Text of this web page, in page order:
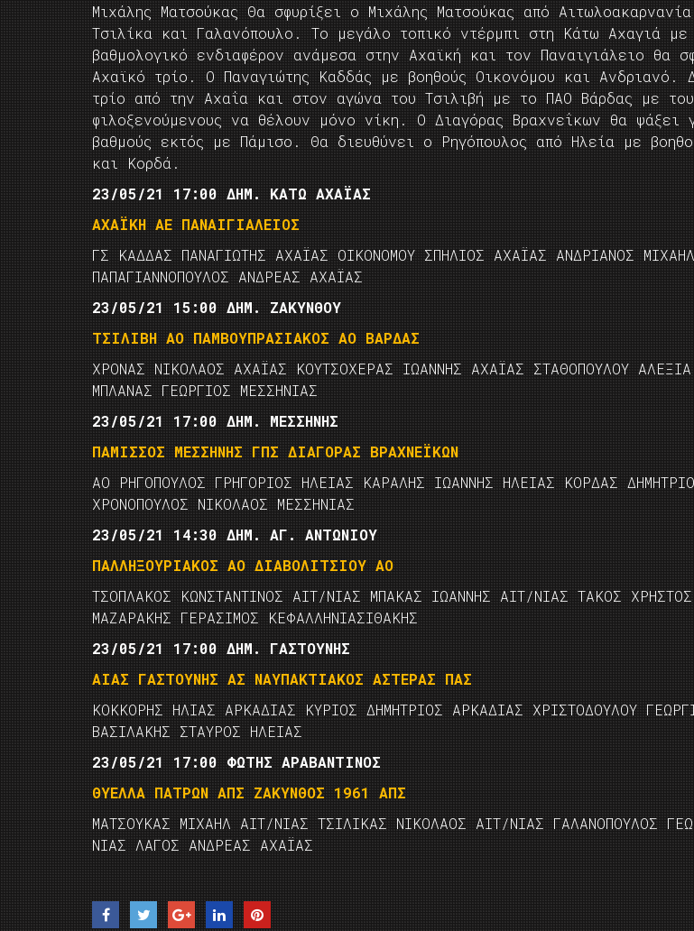
Μιχάλης Ματσούκας Θα σφυρίξει ο Μιχάλης Ματσούκας από
Τσιλίκα και Γαλανόπουλο. Το μεγάλο τοπικό ντέρμπι στη Κάτω Αχαγιά με
βαθμολογικό ενδιαφέρον ανάμεσα στην Αχαϊκή και τον Παναιγιάλειο θα
Αχαϊκό τρίο. Ο Παναγιώτης Καδδάς με βοηθούς Οικονόμου και Ανδριανό.
τρίο από την Αχαΐα και στον αγώνα του Τσιλιβή με το ΠΑΟ Βάρδας με
φιλοξενούμενους να θέλουν μόνο νίκη. Ο Διαγόρας Βραχνεΐκων θα ψάξει
βαθμούς εκτός με Πάμισο. Θα διευθύνει ο Ρηγόπουλος από Ηλεία με
και Κορδά.
23/05/21 17:00 ΔΗΜ. ΚΑΤΩ ΑΧΑΪΑΣ
ΑΧΑΪΚΗ ΑΕ ΠΑΝΑΙΓΙΑΛΕΙΟΣ
ΓΣ ΚΑΔΔΑΣ ΠΑΝΑΓΙΩΤΗΣ ΑΧΑΪΑΣ ΟΙΚΟΝΟΜΟΥ ΣΠΗΛΙΟΣ ΑΧΑΪΑΣ ΑΝΔΡΙΑΝΟΣ
ΠΑΠΑΓΙΑΝΝΟΠΟΥΛΟΣ ΑΝΔΡΕΑΣ ΑΧΑΪΑΣ
23/05/21 15:00 ΔΗΜ. ΖΑΚΥΝΘΟΥ
ΤΣΙΛΙΒΗ ΑΟ ΠΑΜΒΟΥΠΡΑΣΙΑΚΟΣ ΑΟ ΒΑΡΔΑΣ
ΧΡΟΝΑΣ ΝΙΚΟΛΑΟΣ ΑΧΑΪΑΣ ΚΟΥΤΣΟΧΕΡΑΣ ΙΩΑΝΝΗΣ ΑΧΑΪΑΣ ΣΤΑΘΟΠΟΥΛΟΥ
ΜΠΛΑΝΑΣ ΓΕΩΡΓΙΟΣ ΜΕΣΣΗΝΙΑΣ
23/05/21 17:00 ΔΗΜ. ΜΕΣΣΗΝΗΣ
ΠΑΜΙΣΣΟΣ ΜΕΣΣΗΝΗΣ ΓΠΣ ΔΙΑΓΟΡΑΣ ΒΡΑΧΝΕЇΚΩΝ
ΑΟ ΡΗΓΟΠΟΥΛΟΣ ΓΡΗΓΟΡΙΟΣ ΗΛΕΙΑΣ ΚΑΡΑΛΗΣ ΙΩΑΝΝΗΣ ΗΛΕΙΑΣ ΚΟΡΔΑΣ
ΧΡΟΝΟΠΟΥΛΟΣ ΝΙΚΟΛΑΟΣ ΜΕΣΣΗΝΙΑΣ
23/05/21 14:30 ΔΗΜ. ΑΓ. ΑΝΤΩΝΙΟΥ
ΠΑΛΛΗΞΟΥΡΙΑΚΟΣ ΑΟ ΔΙΑΒΟΛΙΤΣΙΟΥ ΑΟ
ΤΣΟΠΛΑΚΟΣ ΚΩΝΣΤΑΝΤΙΝΟΣ ΑΙΤ/ΝΙΑΣ ΜΠΑΚΑΣ ΙΩΑΝΝΗΣ ΑΙΤ/ΝΙΑΣ ΤΑΚΟΣ
ΜΑΖΑΡΑΚΗΣ ΓΕΡΑΣΙΜΟΣ ΚΕΦΑΛΛΗΝΙΑΣΙΘΑΚΗΣ
23/05/21 17:00 ΔΗΜ. ΓΑΣΤΟΥΝΗΣ
ΑΙΑΣ ΓΑΣΤΟΥΝΗΣ ΑΣ ΝΑΥΠΑΚΤΙΑΚΟΣ ΑΣΤΕΡΑΣ ΠΑΣ
ΚΟΚΚΟΡΗΣ ΗΛΙΑΣ ΑΡΚΑΔΙΑΣ ΚΥΡΙΟΣ ΔΗΜΗΤΡΙΟΣ ΑΡΚΑΔΙΑΣ ΧΡΙΣΤΟΔΟΥΛΟΥ
ΒΑΣΙΛΑΚΗΣ ΣΤΑΥΡΟΣ ΗΛΕΙΑΣ
23/05/21 17:00 ΦΩΤΗΣ ΑΡΑΒΑΝΤΙΝΟΣ
ΘΥΕΛΛΑ ΠΑΤΡΩΝ ΑΠΣ ΖΑΚΥΝΘΟΣ 1961 ΑΠΣ
ΜΑΤΣΟΥΚΑΣ ΜΙΧΑΗΛ ΑΙΤ/ΝΙΑΣ ΤΣΙΛΙΚΑΣ ΝΙΚΟΛΑΟΣ ΑΙΤ/ΝΙΑΣ ΓΑΛΑΝΟΠΟΥΛΟΣ
ΝΙΑΣ ΛΑΓΟΣ ΑΝΔΡΕΑΣ ΑΧΑΪΑΣ